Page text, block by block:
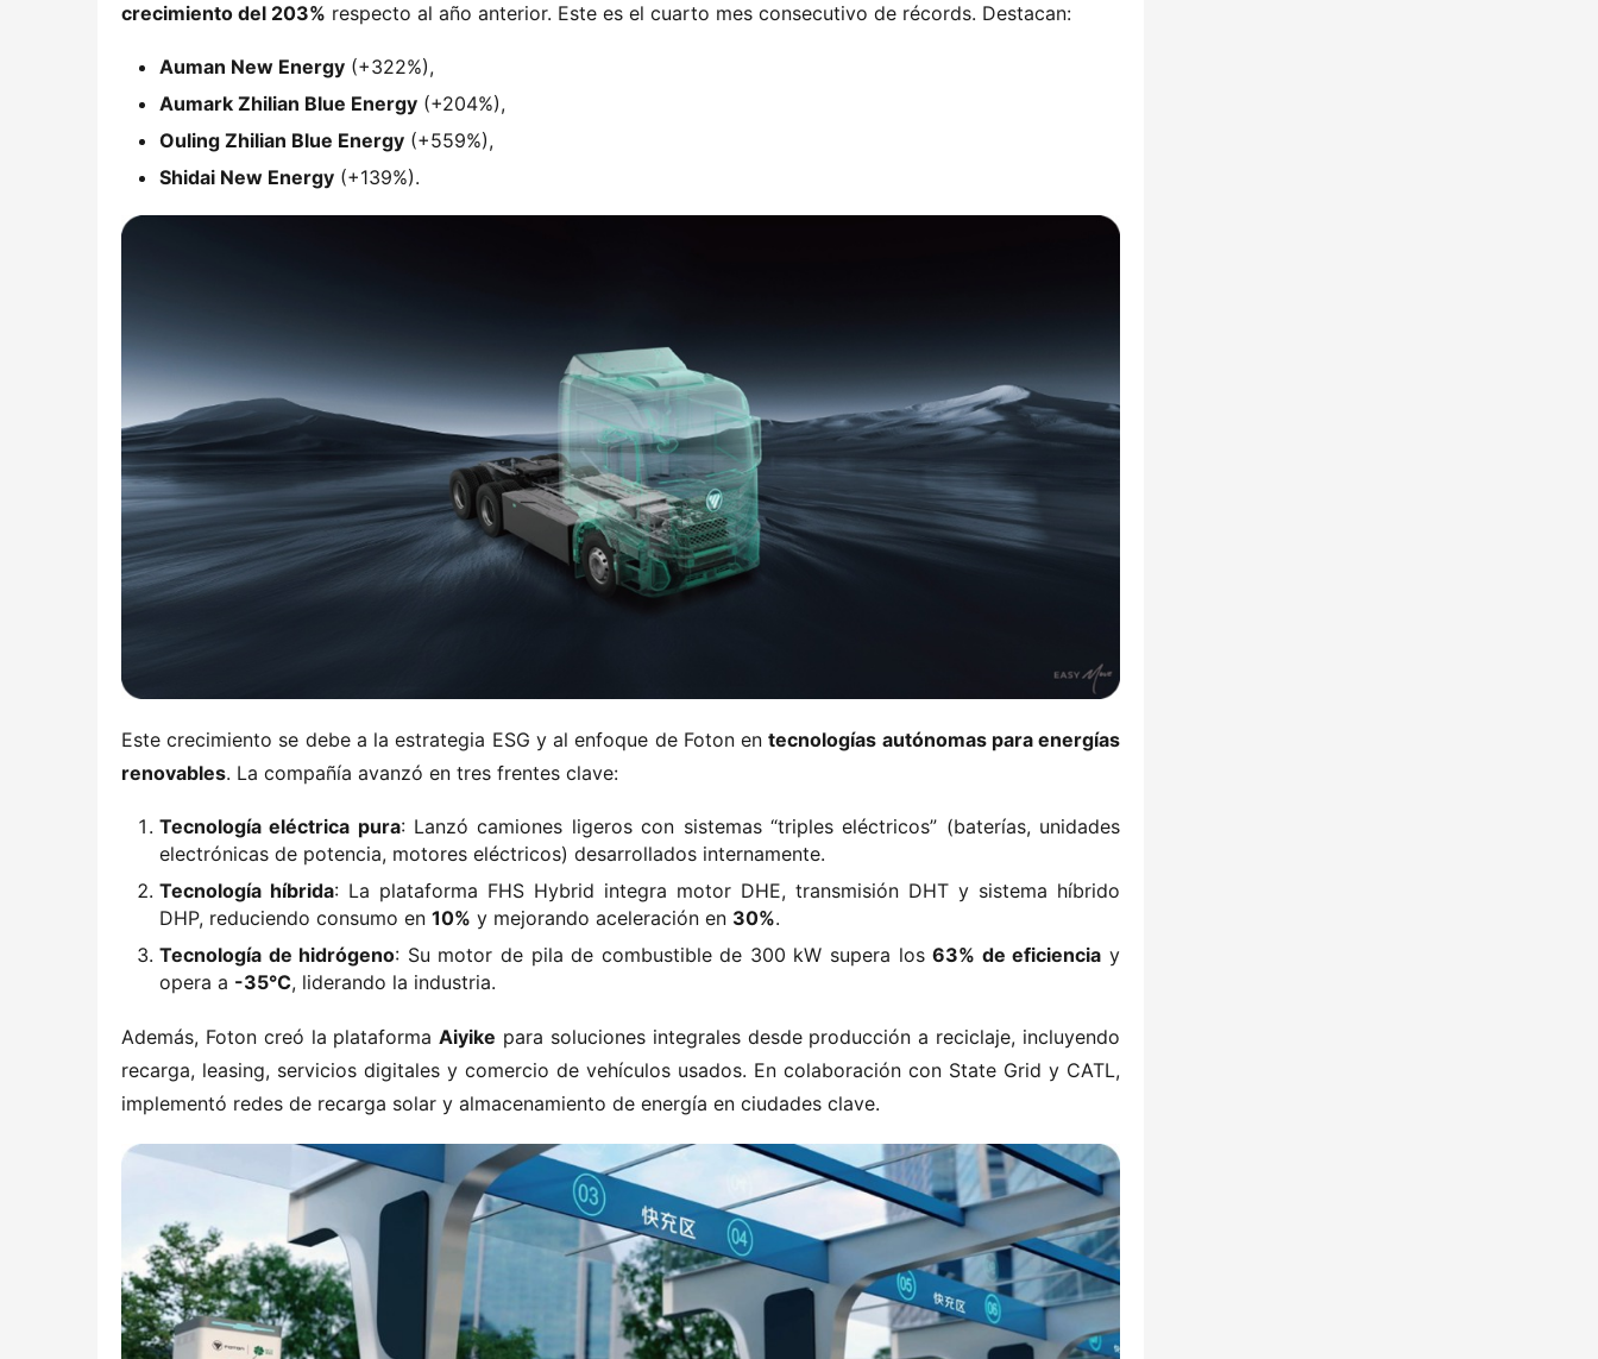
crecimiento del 203%​ ​ respecto al año anterior. Este es el cuarto mes consecutivo de récords. Destacan:
​Auman New Energy​ ​ (+322%),
​Aumark Zhilian Blue Energy​ ​ (+204%),
​Ouling Zhilian Blue Energy​ ​ (+559%),
​Shidai New Energy​ ​ (+139%).
Este crecimiento se debe a la estrategia ESG y al enfoque de Foton en ​​tecnologías autónomas para energías
renovables​​. La compañía avanzó en tres frentes clave:
​Tecnología eléctrica pura​​: Lanzó camiones ligeros con sistemas “triples eléctricos” (baterías, unidades
electrónicas de potencia, motores eléctricos) desarrollados internamente.
​Tecnología híbrida​​: La plataforma FHS Hybrid integra motor DHE, transmisión DHT y sistema híbrido
DHP, reduciendo consumo en ​ ​10%​ ​ y mejorando aceleración en ​ ​30%​​.
​Tecnología de hidrógeno​​: Su motor de pila de combustible de 300 kW supera los ​​63% de eficiencia​ ​ y
opera a ​ ​-35°C​​, liderando la industria.
Además, Foton creó la plataforma ​​Aiyike​ ​ para soluciones integrales desde producción a reciclaje, incluyendo
recarga, leasing, servicios digitales y comercio de vehículos usados. En colaboración con State Grid y CATL,
implementó redes de recarga solar y almacenamiento de energía en ciudades clave.